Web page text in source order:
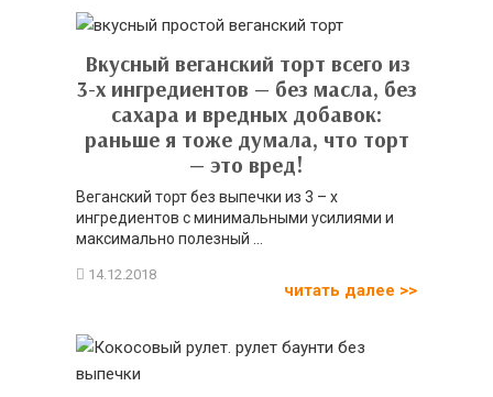
Вкусный веганский торт всего из
3-х ингредиентов — без масла, без
сахара и вредных добавок:
раньше я тоже думала, что торт
— это вред!
Веганский торт без выпечки из 3 – х
ингредиентов с минимальными усилиями и
максимально полезный ...
читать далее >>